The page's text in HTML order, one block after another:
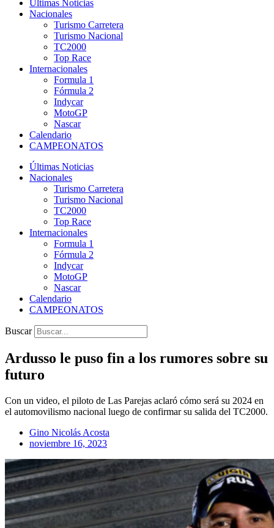
Últimas Noticias
Nacionales
Turismo Carretera
Turismo Nacional
TC2000
Top Race
Internacionales
Formula 1
Fórmula 2
Indycar
MotoGP
Nascar
Calendario
CAMPEONATOS
Últimas Noticias
Nacionales
Turismo Carretera
Turismo Nacional
TC2000
Top Race
Internacionales
Formula 1
Fórmula 2
Indycar
MotoGP
Nascar
Calendario
CAMPEONATOS
Buscar
Ardusso le puso fin a los rumores sobre su
futuro
Con un video, el piloto de Las Parejas aclaró cómo será su 2024 en
el automovilismo nacional luego de confirmar su salida del TC2000.
Gino Nicolás Acosta
noviembre 16, 2023